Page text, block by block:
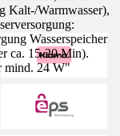
Kalt-/Warmwasser),
Wasserspeicher
ca. 15-20 Min).
mind. 24 W"